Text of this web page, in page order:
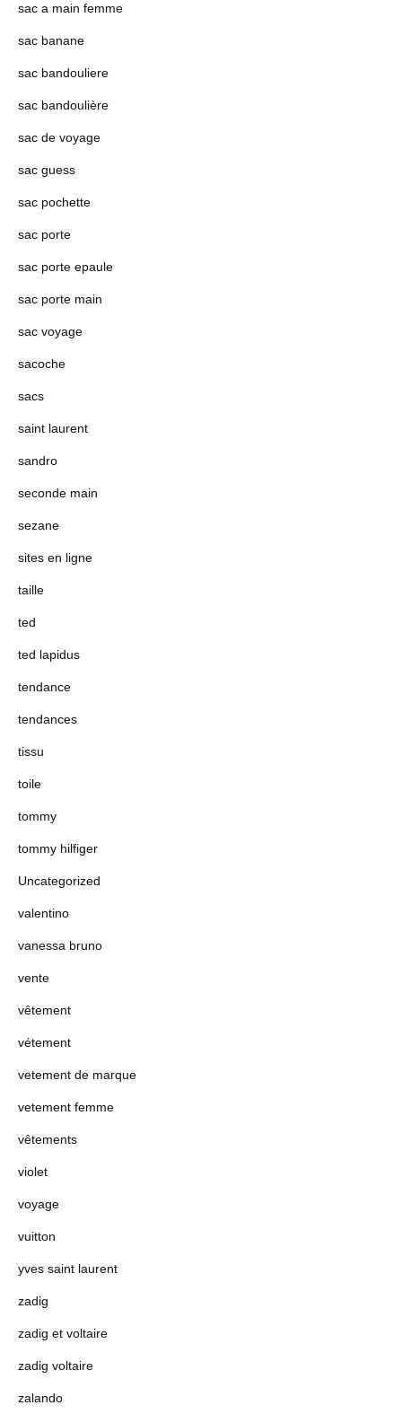
sac a main femme
sac banane
sac bandouliere
sac bandoulière
sac de voyage
sac guess
sac pochette
sac porte
sac porte epaule
sac porte main
sac voyage
sacoche
sacs
saint laurent
sandro
seconde main
sezane
sites en ligne
taille
ted
ted lapidus
tendance
tendances
tissu
toile
tommy
tommy hilfiger
Uncategorized
valentino
vanessa bruno
vente
vêtement
vétement
vetement de marque
vetement femme
vêtements
violet
voyage
vuitton
yves saint laurent
zadig
zadig et voltaire
zadig voltaire
zalando